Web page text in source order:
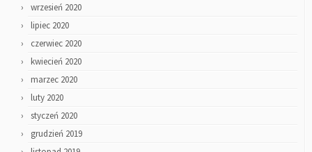
wrzesień 2020
lipiec 2020
czerwiec 2020
kwiecień 2020
marzec 2020
luty 2020
styczeń 2020
grudzień 2019